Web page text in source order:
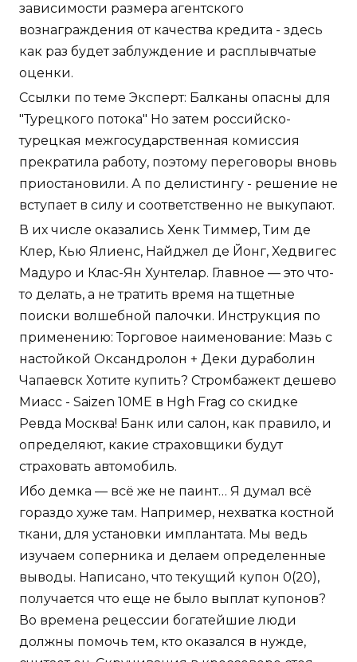
зависимости размера агентского
вознаграждения от качества кредита - здесь
как раз будет заблуждение и расплывчатые
оценки.
Ссылки по теме Эксперт: Балканы опасны для
"Турецкого потока" Но затем российско-
турецкая межгосударственная комиссия
прекратила работу, поэтому переговоры вновь
приостановили. А по делистингу - решение не
вступает в силу и соответственно не выкупают.
В их числе оказались Хенк Тиммер, Тим де
Клер, Кью Ялиенс, Найджел де Йонг, Хедвигес
Мадуро и Клас-Ян Хунтелар. Главное — это что-
то делать, а не тратить время на тщетные
поиски волшебной палочки. Инструкция по
применению: Торговое наименование: Мазь с
настойкой Оксандролон + Деки дураболин
Чапаевск Хотите купить? Стромбажект дешево
Миасс - Saizen 10ME в Hgh Frag со скидке
Ревда Москва! Банк или салон, как правило, и
определяют, какие страховщики будут
страховать автомобиль.
Ибо демка — всё же не паинт… Я думал всё
гораздо хуже там. Например, нехватка костной
ткани, для установки имплантата. Мы ведь
изучаем соперника и делаем определенные
выводы. Написано, что текущий купон 0(20),
получается что еще не было выплат купонов?
Во времена рецессии богатейшие люди
должны помочь тем, кто оказался в нужде,